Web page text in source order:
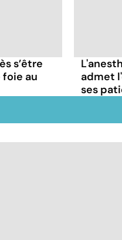
s’être
au
admet
ses